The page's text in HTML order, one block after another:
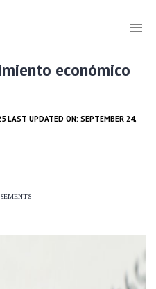
económico
LAST UPDATED ON: SEPTEMBER 24,